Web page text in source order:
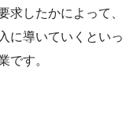
求したかによって、
に導いていくといっ
です。